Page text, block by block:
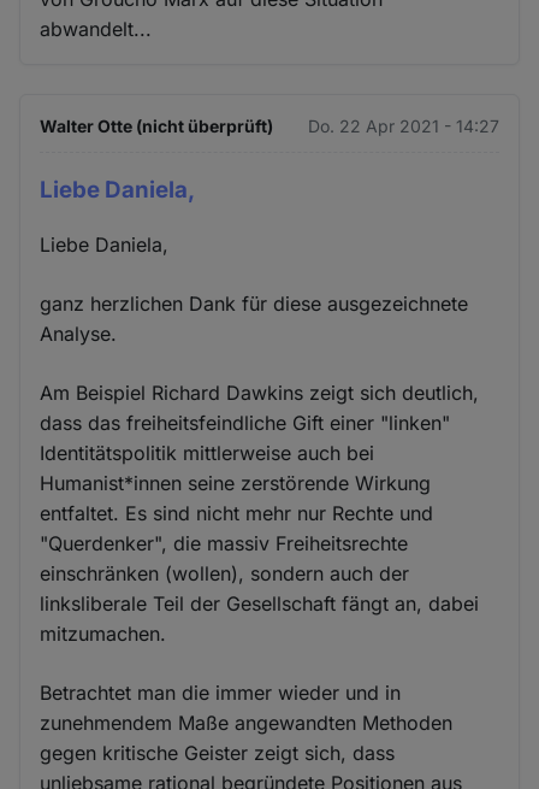
abwandelt...
Walter Otte (nicht überprüft) Do. 22 Apr 2021 - 14:27
Liebe Daniela,
Liebe Daniela,
ganz herzlichen Dank für diese ausgezeichnete
Analyse.
Am Beispiel Richard Dawkins zeigt sich deutlich,
dass das freiheitsfeindliche Gift einer "linken"
Identitätspolitik mittlerweise auch bei
Humanist*innen seine zerstörende Wirkung
entfaltet. Es sind nicht mehr nur Rechte und
"Querdenker", die massiv Freiheitsrechte
einschränken (wollen), sondern auch der
linksliberale Teil der Gesellschaft fängt an, dabei
mitzumachen.
Betrachtet man die immer wieder und in
zunehmendem Maße angewandten Methoden
gegen kritische Geister zeigt sich, dass
unliebsame rational begründete Positionen aus